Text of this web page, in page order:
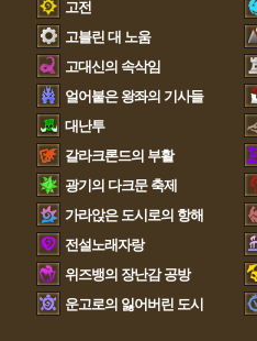
고전
고블린 대 노움
고대신의 속삭임
얼어붙은 왕좌의 기사들
대난투
갈라크론드의 부활
광기의 다크문 축제
가라앉은 도시로의 항해
전설노래자랑
위즈뱅의 장난감 공방
운고로의 잃어버린 도시